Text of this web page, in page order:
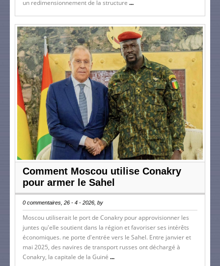
un redimensionnement de la structure ...
Comment Moscou utilise Conakry
pour armer le Sahel
0 commentaires, 26 - 4 - 2026, by
Moscou utiliserait le port de Conakry pour approvisionner les
juntes qu'elle soutient dans la région et favoriser ses intérêts
économiques. ne porte d'entrée vers le Sahel. Entre janvier et
mai 2025, des navires de transport russes ont déchargé à
Conakry, la capitale de la Guiné ...